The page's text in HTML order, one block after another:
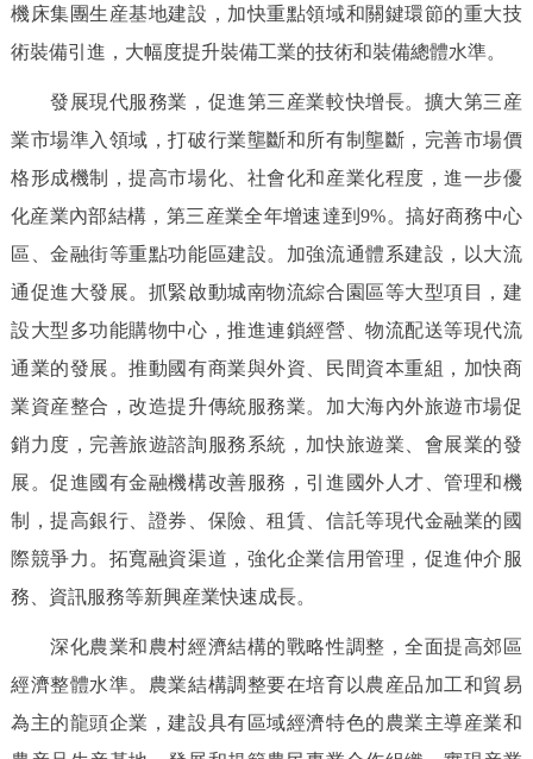
機床集團生産基地建設，加快重點領域和關鍵環節的重大技
術裝備引進，大幅度提升裝備工業的技術和裝備總體水準。
發展現代服務業，促進第三産業較快增長。擴大第三産
業市場準入領域，打破行業壟斷和所有制壟斷，完善市場價
格形成機制，提高市場化、社會化和産業化程度，進一步優
化産業內部結構，第三産業全年增速達到9%。搞好商務中心
區、金融街等重點功能區建設。加強流通體系建設，以大流
通促進大發展。抓緊啟動城南物流綜合園區等大型項目，建
設大型多功能購物中心，推進連鎖經營、物流配送等現代流
通業的發展。推動國有商業與外資、民間資本重組，加快商
業資産整合，改造提升傳統服務業。加大海內外旅遊市場促
銷力度，完善旅遊諮詢服務系統，加快旅遊業、會展業的發
展。促進國有金融機構改善服務，引進國外人才、管理和機
制，提高銀行、證券、保險、租賃、信託等現代金融業的國
際競爭力。拓寬融資渠道，強化企業信用管理，促進仲介服
務、資訊服務等新興産業快速成長。
深化農業和農村經濟結構的戰略性調整，全面提高郊區
經濟整體水準。農業結構調整要在培育以農産品加工和貿易
為主的龍頭企業，建設具有區域經濟特色的農業主導産業和